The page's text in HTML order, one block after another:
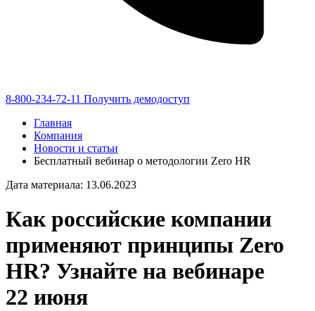
8-800-234-72-11 Получить демодоступ
Главная
Компания
Новости и статьи
Бесплатный вебинар о методологии Zero HR
Дата материала: 13.06.2023
Как российские компании
применяют принципы Zero
HR? Узнайте на вебинаре
22 июня